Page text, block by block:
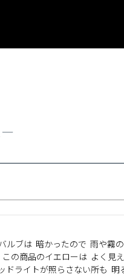
ルブは  暗かったので  雨や霧
の商品のイエローは  よく見え
ドライトが照らさない所も